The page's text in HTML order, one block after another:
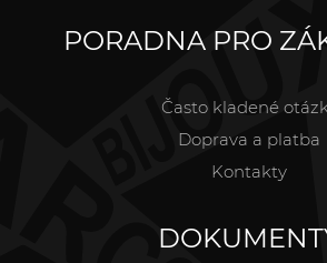
PORADNA PRO
Často kladené
Doprava a platba
Kontakty